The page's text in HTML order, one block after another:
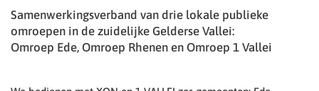
Samenwerkingsverband van drie lokale publieke
omroepen in de zuidelijke Gelderse Vallei:
Omroep Ede, Omroep Rhenen en Omroep 1 Vallei